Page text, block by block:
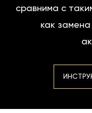
сравнима с
как